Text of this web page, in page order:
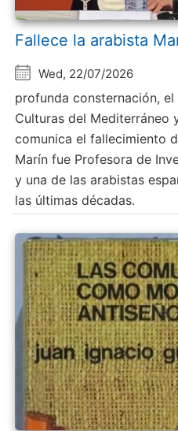
Fallece la arabista
Wed, 22/07/2026
profunda consternación,
Culturas del Mediterráneo
comunica el fallecimiento
Marín fue Profesora de
y una de las arabistas
las últimas décadas.